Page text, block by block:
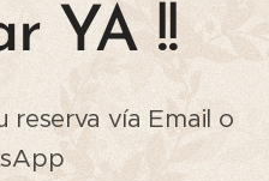
YA !!
reserva vía Email o